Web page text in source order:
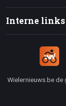
Interne links
Wielernieuws.be de